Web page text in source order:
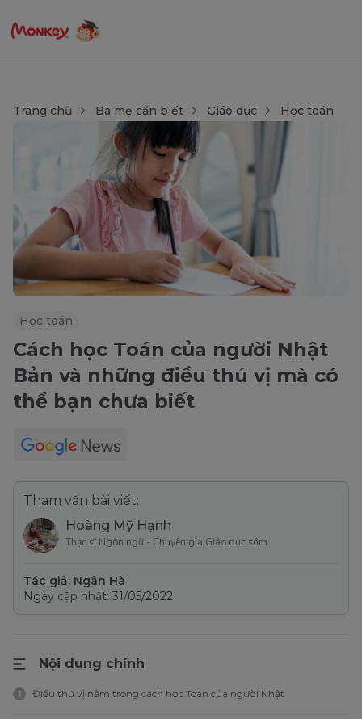
Trang chủ Ba mẹ cần biết Giáo dục Học toán
Học toán
Cách học Toán của người Nhật
Bản và những điều thú vị mà có
thể bạn chưa biết
Tham vấn bài viết:
Hoàng Mỹ Hạnh
Thạc sĩ Ngôn ngữ - Chuyên gia Giáo dục sớm
Tác giả: Ngân Hà
Ngày cập nhật: 31/05/2022
Nội dung chính
1 Điều thú vị nằm trong cách học Toán của người Nhật